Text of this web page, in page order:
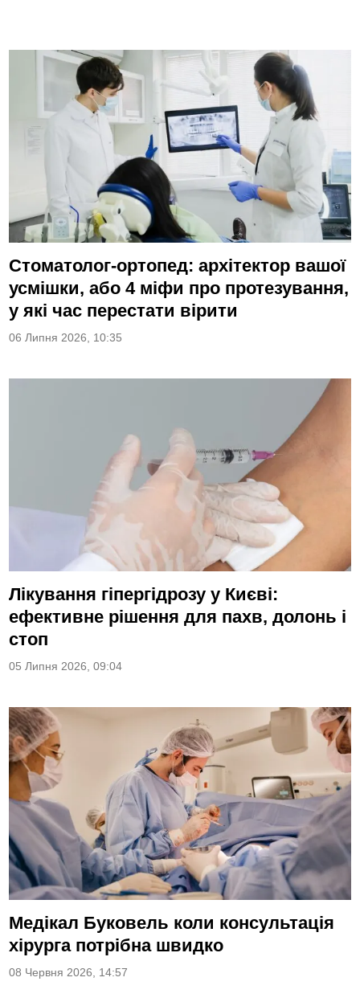
Стоматолог-ортопед: архітектор вашої
усмішки, або 4 міфи про протезування,
у які час перестати вірити
06 Липня 2026, 10:35
Лікування гіпергідрозу у Києві:
ефективне рішення для пахв, долонь і
стоп
05 Липня 2026, 09:04
Медікал Буковель коли консультація
хірурга потрібна швидко
08 Червня 2026, 14:57